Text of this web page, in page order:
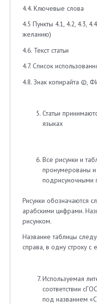
4.4. Ключевые слова
4.5 Пункты 4.1, 4.2, 4.3,
желанию)
4.6. Текст статьи
4.7. Список
4.8. Знак копирайта ©,
Статьи
языках
Все рисунки и
пронумерованы
подрисуночными
Рисунки обозначаются
арабскими цифрами.
рисунком.
Название таблицы
справа, в одну строку
Используемая
соответствии
под названием